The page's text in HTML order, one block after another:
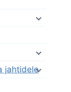
jahtidele